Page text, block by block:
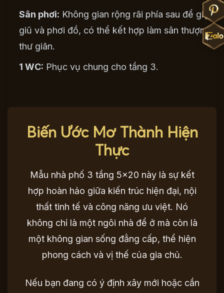
Sân phơi: Không gian rộng rãi phía sau để giặt
giũ và phơi đồ, có thể kết hợp làm sân thượng
thư giãn.
1 WC: Phục vụ chung cho tầng 3.
Biến Ước Mơ Thành Hiện
Thực
Mẫu nhà phố 3 tầng 5×20 này là sự kết
hợp hoàn hảo giữa kiến trúc hiện đại, nội
thất tinh tế và công năng ưu việt. Nó
không chỉ là một ngôi nhà để ở mà còn là
một không gian sống đẳng cấp, thể hiện
phong cách và vị thế của gia chủ.
Nếu bạn đang có ý định xây mới hoặc cần